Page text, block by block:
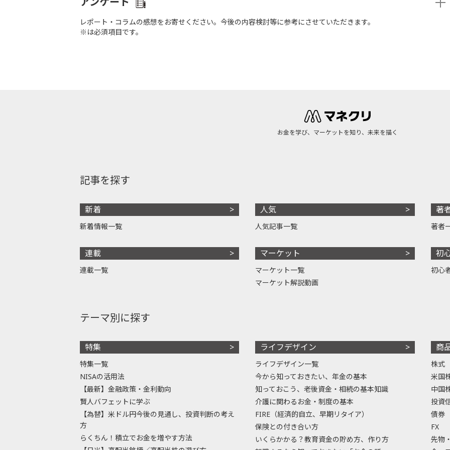
レポート・コラムの感想をお寄せください。今後の内容検討等に参考にさせていただきます。
※は必須項目です。
お金を学び、マーケットを知り、未来を描く
記事を探す
新着
新着情報一覧
連載
連載一覧
人気
人気記事一覧
マーケット
マーケット一覧
マーケット解説動画
著
著者
初
初心
テーマ別に探す
特集
特集一覧
NISAの活用法
【最新】金融政策・金利動向
賢人バフェットに学ぶ
【為替】米ドル円今後の見通し、投資判断の考え
方
らくちん！積立でお金を増やす方法
ライフデザイン
ライフデザイン一覧
今から知っておきたい、年金の基本
知っておこう、老後資金・相続の基本知識
介護に関わるお金・制度の基本
FIRE（経済的自立、早期リタイア）
保険との付き合い方
いくらかかる？教育資金の貯め方、作り方
商
株式
米国
中国
投資
債券
FX
先物